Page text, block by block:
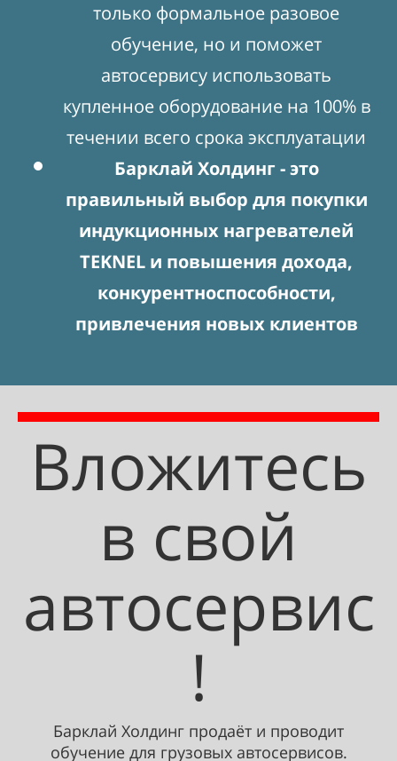
только формальное разовое
обучение, но и поможет
автосервису использовать
купленное оборудование на 100% в
течении всего срока эксплуатации
Барклай Холдинг - это
правильный выбор для покупки
индукционных нагревателей
TEKNEL и повышения дохода,
конкурентноспособности,
привлечения новых клиентов
Вложитесь
в свой
автосервис
!
Барклай Холдинг продаёт и проводит
обучение для грузовых автосервисов.